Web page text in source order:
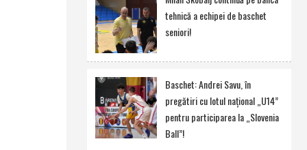
tehnică a echipei de baschet
seniori!
Baschet: Andrei Savu, în
pregătiri cu lotul naţional „U14”
pentru participarea la „Slovenia
Ball”!